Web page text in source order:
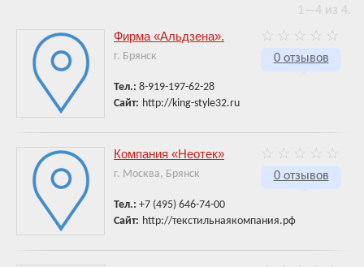
1—4 из 4.
0 отзывов
Фирма «Альдзена».
г. Брянск
Тел.: 8-919-197-62-28
Сайт: http://king-style32.ru
0 отзывов
Компания «Неотек»
г. Москва, Брянск
Тел.: +7 (495) 646-74-00
Сайт: http://текстильнаякомпания.рф